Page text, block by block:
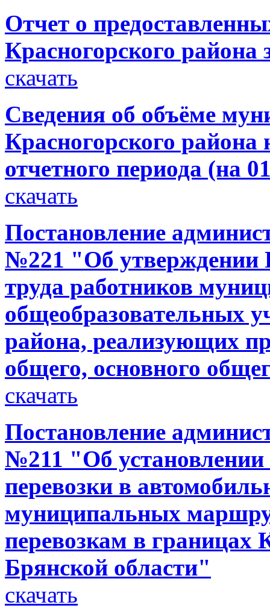
Отчет о
Красногорского района
скачать
Сведения об объёме
Красногорского района
отчетного периода (на
скачать
Постановление
№221 "Об утверждении
труда работников
общеобразовательных
района, реализующих
общего, основного
скачать
Постановление
№211 "Об установлении
перевозки в
муниципальных
перевозкам в границах
Брянской области"
скачать